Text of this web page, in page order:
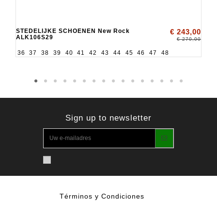
STEDELIJKE SCHOENEN New Rock
ALK106S29
€ 243,00
€ 270,00
36 37 38 39 40 41 42 43 44 45 46 47 48
Sign up to newsletter
Términos y Condiciones